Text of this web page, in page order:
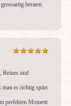
beraten.
Reines und
man es richtig spürt
perfekten Moment